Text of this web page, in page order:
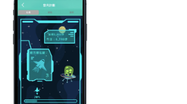
當達標天數越多，聖
誕樹會越漂亮、越豐
富！不同的裝飾品有
不同的目標步數​